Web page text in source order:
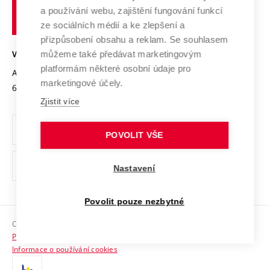
Transfer znalostí
Open Science
Projekty
Projekty ze strukturálních fondů
Specifický výzkum
Mezinárodní dohody
Univerzitní sítě
Podnikavá univerzita / ContriBUTe
Bezpečná univerzita
Vyznamenání
Organizační struktura
Ochrana osobních údajů
odkaz)
Sociální bezpečí
HR Award
učení
technické
Brně
VYSOKÉ UČENÍ TECHNICKÉ V BRNĚ
Antonínská 548/1
602 00 Brno
www.vut.cz
vut@vutbr.cz
Copyright © 2026 VUT
Prohlášení o přístupnosti
Informace o používání cookies
a používání webu, zajištění fungování funkcí
ze sociálních médií a ke zlepšení a
přizpůsobení obsahu a reklam. Se souhlasem
můžeme také předávat marketingovým
platformám některé osobní údaje pro
marketingové účely.
Zjistit více
POVOLIT VŠE
Nastavení
Povolit pouze nezbytné